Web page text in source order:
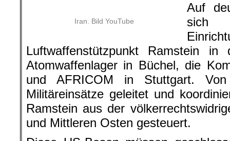
Iran. Bild YouTube
Auf
sich
Luftwaffenstützpunkt Ramstein
Atomwaffenlager in Büchel, die
und AFRICOM in Stuttgart.
Militäreinsätze geleitet und
Ramstein aus der
und Mittleren Osten gesteuert.